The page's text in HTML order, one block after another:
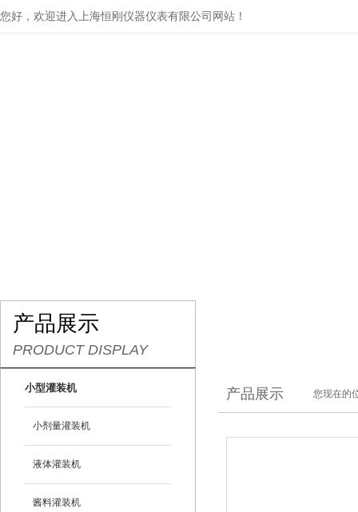
您好，欢迎进入上海恒刚仪器仪表有限公司网站！
产品展示
PRODUCT DISPLAY
小型灌装机
小剂量灌装机
液体灌装机
酱料灌装机
产品展示 您现在的